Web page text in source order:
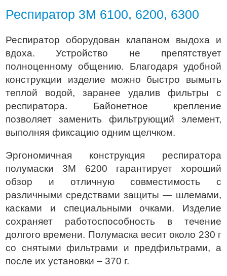
Респиратор 3М 6100, 6200, 6300
Респиратор оборудован клапаном выдоха и
вдоха. Устройство не препятствует
полноценному общению. Благодаря удобной
конструкции изделие можно быстро вымыть
теплой водой, заранее удалив фильтры с
респиратора. Байонетное крепление
позволяет заменить фильтрующий элемент,
выполняя фиксацию одним щелчком.
Эргономичная конструкция респиратора
полумаски 3М 6200 гарантирует хороший
обзор и отличную совместимость с
различными средствами защиты — шлемами,
касками и специальными очками. Изделие
сохраняет работоспособность в течение
долгого времени. Полумаска весит около 230 г
со снятыми фильтрами и предфильтрами, а
после их установки – 370 г.